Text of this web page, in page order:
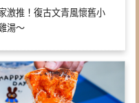
激推！復古文青風懷舊小
湯～